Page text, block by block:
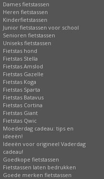
Dames fietstassen
Heren fietstassen
Kinderfietstassen
Junior fietstassen voor school
Senioren fietstassen
Uniseks fietstassen
Fietstas hond
Fietstas Stella
Fietstas Amslod
Fietstas Gazelle
Fietstas Koga
Fietstas Sparta
Fietstas Batavus
Fietstas Cortina
Fietstas Giant
Fietstas Qwic
Moederdag cadeau: tips en
ideeën!
Ideeën voor origineel Vaderdag
cadeau!
Goedkope fietstassen
Fietstassen laten bedrukken
Goede merken fietstassen